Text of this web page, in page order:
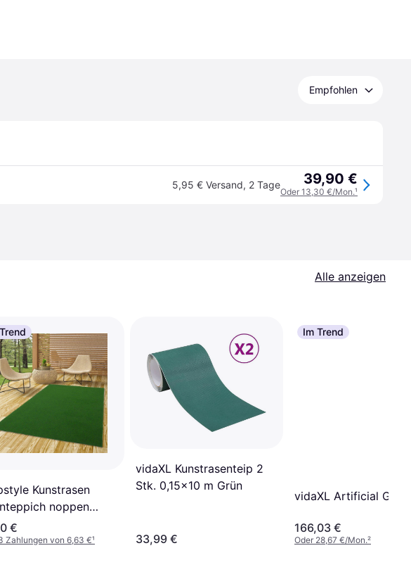
Empfohlen
5,95 € Versand, 2 Tage 39,90 €
Oder 13,30 €/Mon.¹
Alle anzeigen
Kunstrasen
noppen
grün uni
€
Zahlungen von 6,63 €¹
vidaXL Kunstrasenteip 2
Stk. 0,15x10 m Grün
33,99 €
Im Trend
vidaXL Artificial
166,03 €
Oder 28,67 €/Mon.²